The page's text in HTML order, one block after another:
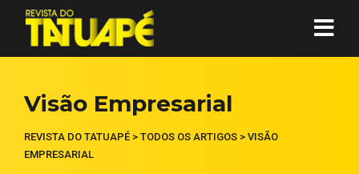
Visão Empresarial
REVISTA DO TATUAPÉ > TODOS OS ARTIGOS > VISÃO
EMPRESARIAL